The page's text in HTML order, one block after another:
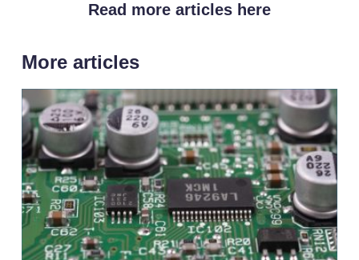
Read more articles here
More articles